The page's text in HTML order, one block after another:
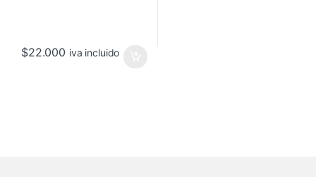
$22.000 iva incluido